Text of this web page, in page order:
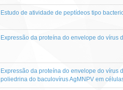
Estudo de atividade de peptídeos tipo
Expressão da proteína do envelope do vírus
Expressão da proteína do envelope do vírus
poliedrina do baculovírus AgMNPV em